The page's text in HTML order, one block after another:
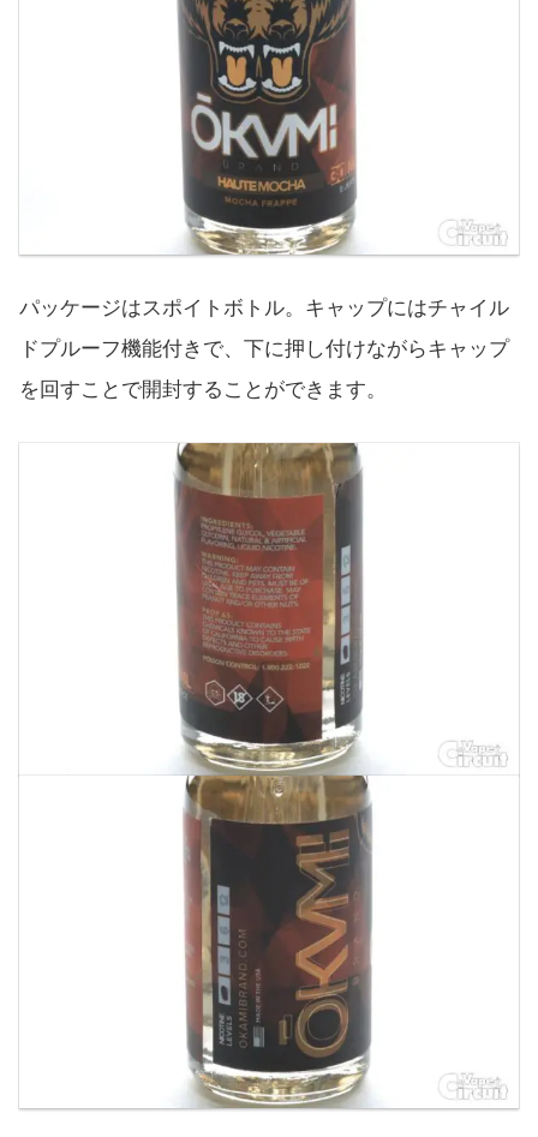
パッケージはスポイトボトル。キャップにはチャイル
ドプルーフ機能付きで、下に押し付けながらキャップ
を回すことで開封することができます。